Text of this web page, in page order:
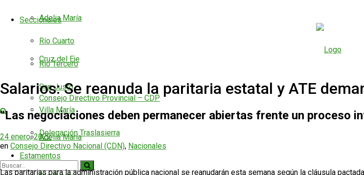
Adelia María
Río Cuarto
Río Tercero
San Justo
Villa María
Delegación Traslasierra
Estamentos
Seccionales
Cruz del Eje
Consejo Directivo Provincial – CDP
Adelia María
Salarios: Se reanuda la paritaria estatal y ATE
“Las negociaciones deben permanecer abiertas frente un proceso
24 enero, 2022
en Consejo Directivo Nacional (CDN), Nacionales
Las paritarias para la administración pública nacional se reanudarán esta semana según la cláusula